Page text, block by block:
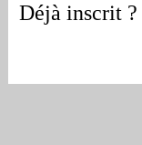
Déjà inscrit ?